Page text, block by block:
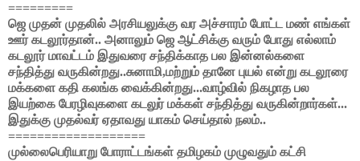
=========
ஜெ முதன் முதலில் அரசியலுக்கு வர அச்சாரம் போட்ட மண் எங்கள்
ஊர் கடலூர்தான்.. அனாலும் ஜெ ஆட்சிக்கு வரும் போது எல்லாம்
கடலூர் மாவட்டம் இதுவரை சந்திக்காத பல இன்னல்களை
சந்தித்து வருகின்றது..சுனாமி,மற்றும் தானே புயல் என்று கடலூரை
மக்களை கதி கலங்க வைக்கின்றது...வாழ்வில் நிகழாத பல
இயற்கை பேரழிவுகளை கடலுர் மக்கள் சந்தித்து வருகின்றார்கள்...
இதுக்கு முதல்வர் ஏதாவது யாகம் செய்தால் நலம்..
===================
முல்லைபெரியாறு போராட்டங்கள் தமிழகம் முழுவதும் கட்சி